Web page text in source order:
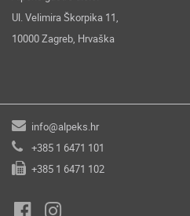
Ul. Velimira Škorpika 11,
10000 Zagreb, Hrvaška
info@alpeks.hr
+385 1 6471 101
+385 1 6471 102